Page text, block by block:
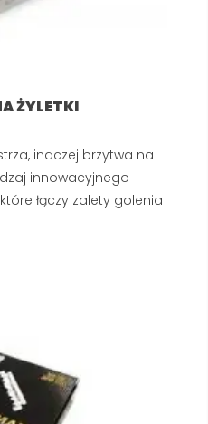
ŻYLETKI
inaczej brzytwa na
innowacyjnego
łączy zalety golenia